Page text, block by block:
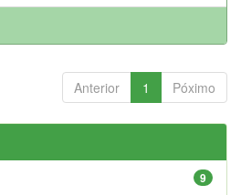
Anterior 1 Póximo
9